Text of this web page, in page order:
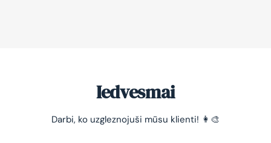
Iedvesmai
Darbi, ko uzgleznojuši mūsu klienti! 👩‍🎨